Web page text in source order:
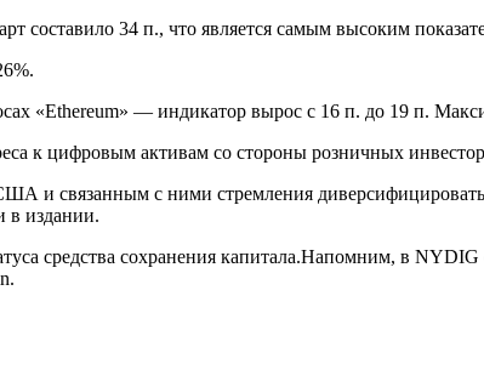
составило 34 п., что является самым высоким
«Ethereum» — индикатор вырос с 16 п. до 19 п.
к цифровым активам со стороны розничных
и связанным с ними стремления
в издании.
средства сохранения капитала.Напомним, в